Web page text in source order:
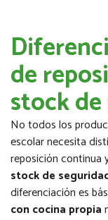
de
stock
No todos los
escolar necesita
reposición continua
stock de
diferenciación es
con cocina propia